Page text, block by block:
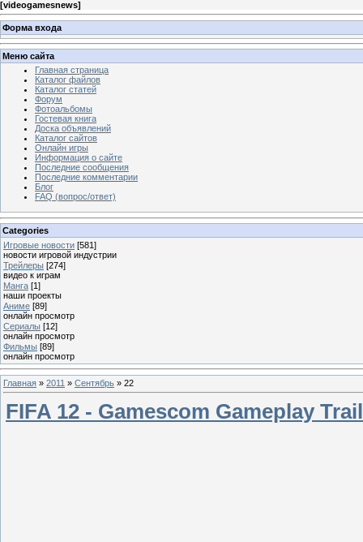
[videogamesnews]
Форма входа
Меню сайта
Главная страница
Каталог файлов
Каталог статей
Форум
Фотоальбомы
Гостевая книга
Доска объявлений
Каталог сайтов
Онлайн игры
Информация о сайте
Последние сообщения
Последние комментарии
Блог
FAQ (вопрос/ответ)
Categories
Игровые новости [581]
новости игровой индустрии
Трейлеры [274]
видео к играм
Манга [1]
наши проекты
Аниме [89]
онлайн просмотр
Сериалы [12]
онлайн просмотр
Фильмы [89]
онлайн просмотр
Главная » 2011 » Сентябрь » 22
FIFA 12 - Gamescom Gameplay